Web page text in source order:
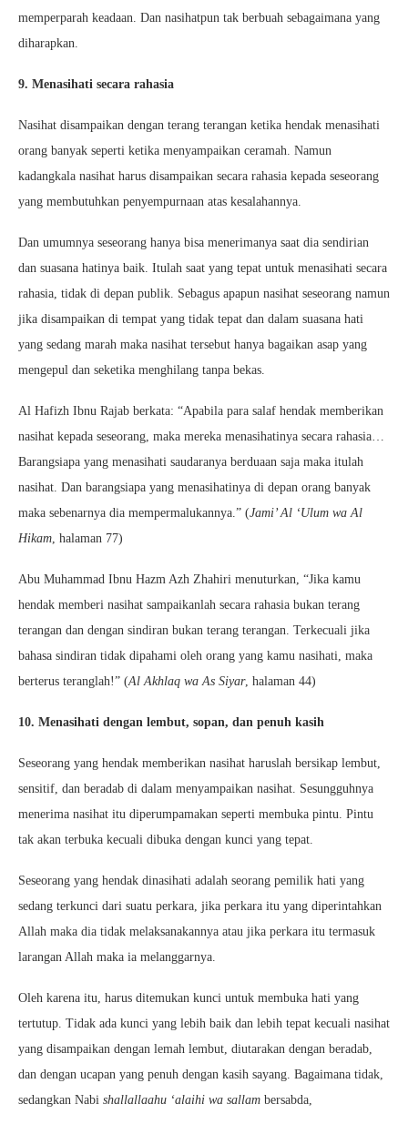
memperparah keadaan. Dan nasihatpun tak berbuah sebagaimana yang
diharapkan.
9. Menasihati secara rahasia
Nasihat disampaikan dengan terang terangan ketika hendak menasihati
orang banyak seperti ketika menyampaikan ceramah. Namun
kadangkala nasihat harus disampaikan secara rahasia kepada seseorang
yang membutuhkan penyempurnaan atas kesalahannya.
Dan umumnya seseorang hanya bisa menerimanya saat dia sendirian
dan suasana hatinya baik. Itulah saat yang tepat untuk menasihati secara
rahasia, tidak di depan publik. Sebagus apapun nasihat seseorang namun
jika disampaikan di tempat yang tidak tepat dan dalam suasana hati
yang sedang marah maka nasihat tersebut hanya bagaikan asap yang
mengepul dan seketika menghilang tanpa bekas.
Al Hafizh Ibnu Rajab berkata: “Apabila para salaf hendak memberikan
nasihat kepada seseorang, maka mereka menasihatinya secara rahasia…
Barangsiapa yang menasihati saudaranya berduaan saja maka itulah
nasihat. Dan barangsiapa yang menasihatinya di depan orang banyak
maka sebenarnya dia mempermalukannya.” (Jami’ Al ‘Ulum wa Al
Hikam, halaman 77)
Abu Muhammad Ibnu Hazm Azh Zhahiri menuturkan, “Jika kamu
hendak memberi nasihat sampaikanlah secara rahasia bukan terang
terangan dan dengan sindiran bukan terang terangan. Terkecuali jika
bahasa sindiran tidak dipahami oleh orang yang kamu nasihati, maka
berterus teranglah!” (Al Akhlaq wa As Siyar, halaman 44)
10. Menasihati dengan lembut, sopan, dan penuh kasih
Seseorang yang hendak memberikan nasihat haruslah bersikap lembut,
sensitif, dan beradab di dalam menyampaikan nasihat. Sesungguhnya
menerima nasihat itu diperumpamakan seperti membuka pintu. Pintu
tak akan terbuka kecuali dibuka dengan kunci yang tepat.
Seseorang yang hendak dinasihati adalah seorang pemilik hati yang
sedang terkunci dari suatu perkara, jika perkara itu yang diperintahkan
Allah maka dia tidak melaksanakannya atau jika perkara itu termasuk
larangan Allah maka ia melanggarnya.
Oleh karena itu, harus ditemukan kunci untuk membuka hati yang
tertutup. Tidak ada kunci yang lebih baik dan lebih tepat kecuali nasihat
yang disampaikan dengan lemah lembut, diutarakan dengan beradab,
dan dengan ucapan yang penuh dengan kasih sayang. Bagaimana tidak,
sedangkan Nabi shallallaahu ‘alaihi wa sallam bersabda,